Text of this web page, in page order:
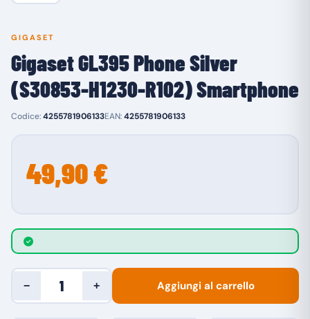
GIGASET
Gigaset GL395 Phone Silver
(S30853-H1230-R102) Smartphone
Codice:4255781906133EAN:4255781906133
49,90 €
− + Aggiungi al carrello